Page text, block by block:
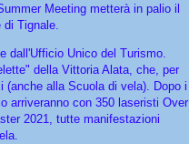
Meeting metterà in palio il
Tignale.
dall'Ufficio Unico del Turismo.
della Vittoria Alata, che, per
(anche alla Scuola di vela). Dopo i
arriveranno con 350 laseristi Over
2021, tutte manifestazioni